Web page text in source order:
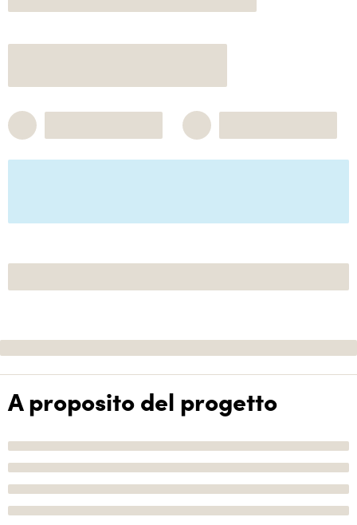
A proposito del progetto